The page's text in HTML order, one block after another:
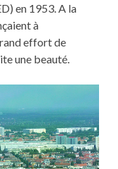
en 1953. A la
à
effort de
une beauté.